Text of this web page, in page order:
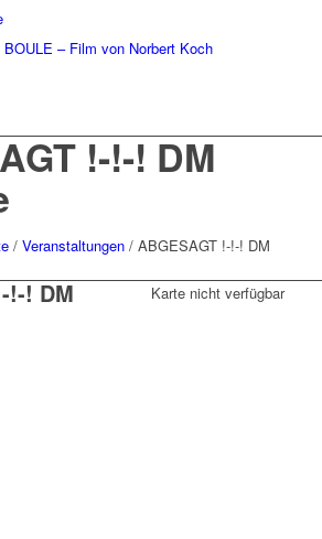
BOULE – Film von Norbert Koch
!-!-! DM
/ Veranstaltungen / ABGESAGT !-!-! DM
Karte nicht verfügbar
!-! DM